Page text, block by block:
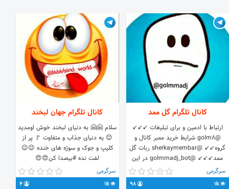
کانال تلگرام گل ممد
@golm8 شرایط خرید ممبر کانال و
گروه↙↙ @sherkaymembar ربات گل
ممد↙↙↙ @golmmadj_bot در این
کانال بخندید و حال کنید😂↙😂↙😂↙
😂
سرگرمی
1k
98
کانال تلگرام جهان لبخند
سلام 🤗🤗 به دنیای لبخند خوش اومدید
😊 یه دنیای جذاب و متفاوت 🚩 پر از
کلیپ و جوک و سوژه های خنده 😉😉
لفت نده #بیصدا کن😍😍
سرگرمی
1k
4